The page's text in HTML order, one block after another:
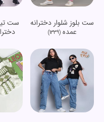
ست بلوز شلوار دخترانه
عمده(1339)
ست